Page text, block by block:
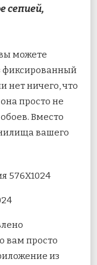
сепией,
можете
фиксированный
нет ничего, что
просто не
Вместо
вашего
вам просто
из